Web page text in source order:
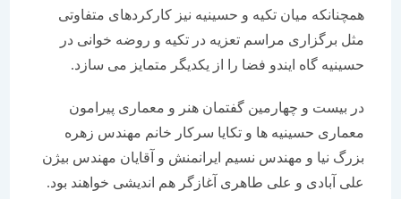
همچنانکه میان تکیه و حسینیه نیز کارکردهای متفاوتی
مثل برگزاری مراسم تعزیه در تکیه و روضه خوانی در
حسینیه گاه ایندو فضا را از یکدیگر متمایز می سازد.
در بیست و چهارمین گفتمان هنر و معماری پیرامون
معماری حسینیه ها و تکایا سرکار خانم مهندس زهره
بزرگ نیا و مهندس نسیم ایرانمنش و آقایان مهندس بیژن
علی آبادی و علی طاهری آغازگر هم اندیشی خواهند بود.